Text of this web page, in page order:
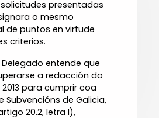
presentadas
o mesmo
de puntos en virtude
criterios.
entende que
a redacción do
para cumprir coa
Subvencións de Galicia,
20.2, letra l),